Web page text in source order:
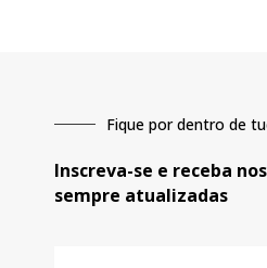
Fique por dentro de
Inscreva-se e receba
sempre atualizadas